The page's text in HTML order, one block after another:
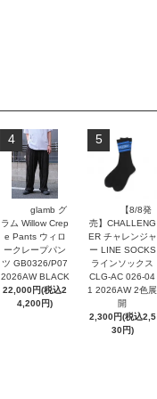
4
glamb グ
ラム Willow Crep
e Pants ウィロ
ークレープパン
ツ GB0326/P07
2026AW BLACK
22,000円(税込2
4,200円)
5
【8/8発
売】CHALLENG
ER チャレンジャ
ー LINE SOCKS
ラインソックス
CLG-AC 026-04
1 2026AW 2色展
開
2,300円(税込2,5
30円)